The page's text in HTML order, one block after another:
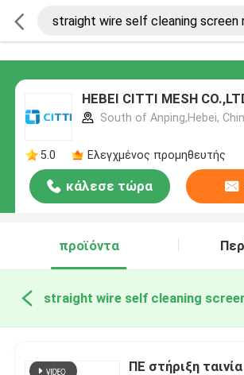
HEBEI CITTI MESH
South of Anping,Hebei,
5.0 Ελεγχμένος προμηθευτής
κάλεσε τώρα
προϊόντα
ΠΕ στήριξη